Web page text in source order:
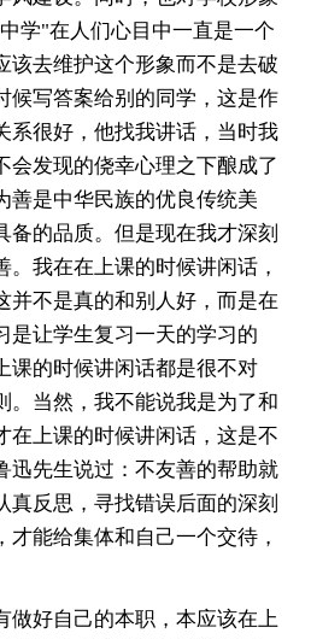
学"在人们心目中一直是一个
该去维护这个形象而不是去破
候写答案给别的同学，这是作
系很好，他找我讲话，当时我
会发现的侥幸心理之下酿成了
善是中华民族的优良传统美
备的品质。但是现在我才深刻
我在在上课的时候讲闲话，
并不是真的和别人好，而是在
是让学生复习一天的学习的
课的时候讲闲话都是很不对
。当然，我不能说我是为了和
在上课的时候讲闲话，这是不
迅先生说过：不友善的帮助就
真反思，寻找错误后面的深刻
能给集体和自己一个交待，
做好自己的本职，本应该在上